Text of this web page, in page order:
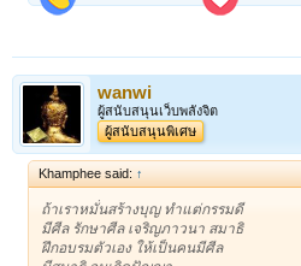
wanwi
ผู้สนับสนุนเว็บพลังจิต
ผู้สนับสนุนพิเศษ
Khamphee said: ↑
ถ้าเราหมั่นสร้างบุญ ทำแต่กรรมดี
มีศีล รักษาศีล เจริญภาวนา สมาธิ
ฝึกอบรมตัวเอง ให้เป็นคนมีศีล